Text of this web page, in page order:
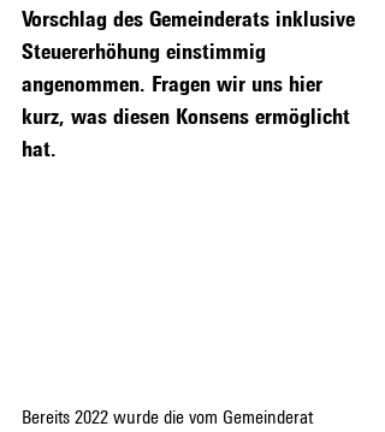
Vorschlag des Gemeinderats inklusive
Steuererhöhung einstimmig
angenommen. Fragen wir uns hier
kurz, was diesen Konsens ermöglicht
hat.
Bereits 2022 wurde die vom Gemeinderat